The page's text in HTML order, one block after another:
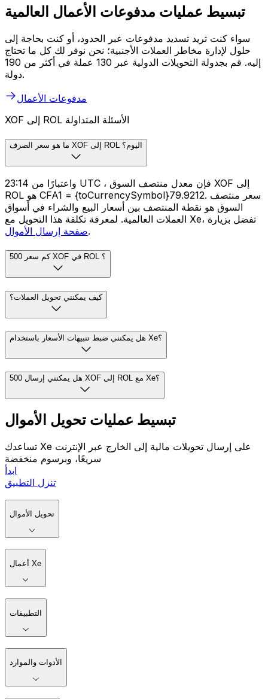
تبسيط عمليات مدفوعات الأعمال العالمية
سواء كنت تريد تسديد مدفوعات عبر الحدود، أو كنت بحاجة إلى
حلول لإدارة مخاطر العملات الأجنبية؛ نحن نوفر لك كل ما تحتاج
إليه. قم بجدولة التحويلات الدولية عبر 130 عملة في أكثر من 190
دولة.
مدفوعات الأعمال
XOF إلى ROL الأسئلة المتداولة
ما هو سعر الصرف XOF إلى ROL اليوم؟
واعتبارًا من 23:14 UTC ، فإن معدل منتصف السوق XOF إلى
ROL هو CFA1 = {toCurrencySymbol}79.9212. سعر منتصف
السوق هو نقطة المنتصف بين أسعار البيع والشراء في أسواق
العملات العالمية. لمعرفة تكلفة هذا التحويل مع Xe، تفضل بزيارة
صفحة إرسال الأموال.
كم سعر 500 XOF في ROL ؟
كيف يمكنني تحويل العملات؟
هل يمكنني ضبط تنبيهات الأسعار باستخدام Xe؟
هل يمكنني إرسال 500 XOF إلى ROL مع Xe؟
تبسيط عمليات تحويل الأموال
تساعدك Xe على إرسال تحويلات مالية إلى الخارج عبر الإنترنت
سريعًا، وبرسوم منخفضة
ابدأ
تنزل التطبيق
تحويل الأموال
أعمال Xe
التطبيقات
الأدوات والموارد